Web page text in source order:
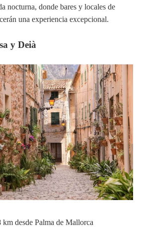
nocturna, donde bares y locales de
una experiencia excepcional.
y Deià
km desde Palma de Mallorca